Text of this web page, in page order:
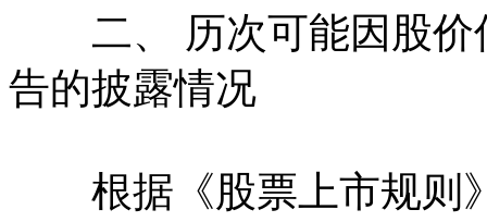
二、 历次可能因股价
告的披露情况
根据《股票上市规则》